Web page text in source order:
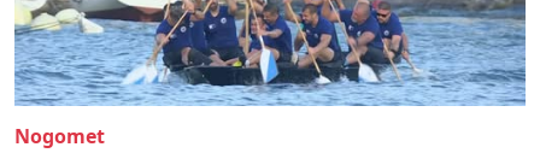
Nogomet